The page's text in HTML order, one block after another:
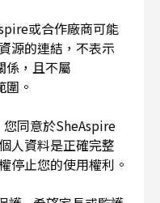
或合作廠商可能
源的連結，不表示
係，且不屬
。
同意於SheAspire
人資料是正確完整
停止您的使用權利。